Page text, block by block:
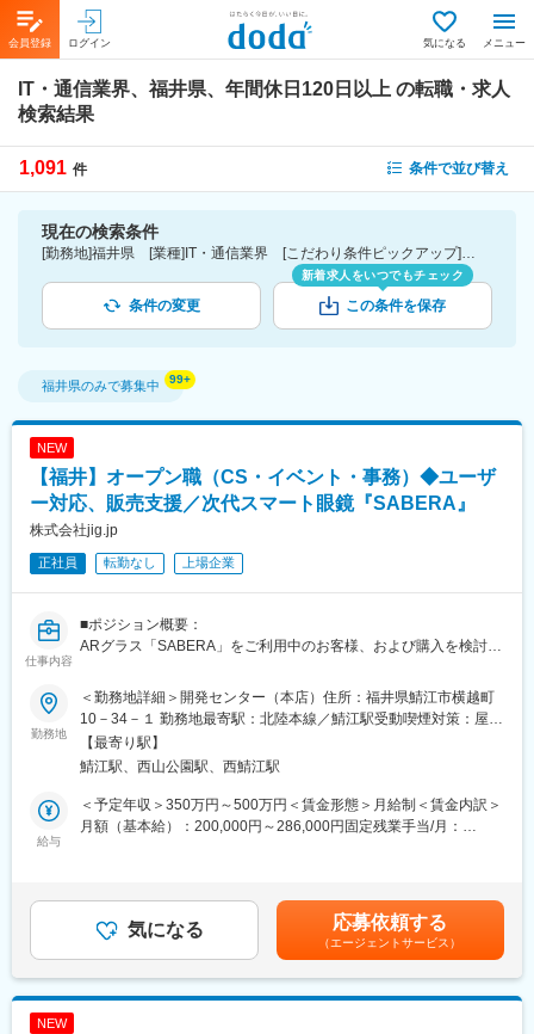
会員登録 ログイン 気になる メニュー
IT・通信業界、福井県、年間休日120日以上 の転職・求人
検索結果
1,091 件 条件で並び替え
現在の検索条件
[勤務地]福井県 [業種]IT・通信業界 [こだわり条件ピックアップ]年間休日120日以上 [詳細条件](休日・働き方)年間休日120日以上
条件の変更
新着求人をいつでもチェック
この条件を保存
福井県のみで募集中
NEW
【福井】オープン職（CS・イベント・事務）◆ユーザ
ー対応、販売支援／次代スマート眼鏡『SABERA』
株式会社jig.jp
正社員 転勤なし 上場企業
仕事内容
■ポジション概要：
ARグラス「SABERA」をご利用中のお客様、および購入を検討中
ご本人の適性やご経験、組織の状況に応じて、以下の業務を定期
的あるいは流動的にお任せいたします。
■業務内容：
◇カスタマーサポート（CS）業務
・製品に関するお客様からの各種お問い合わせ対応（メール、チ
ャット、電話等）
◇バックオフィス業務
・一般事務手続き、データ入力、イベントの企画・準備に伴う各
勤務地
＜勤務地詳細＞開発センター（本店）住所：福井県鯖江市横越町
10－34－１ 勤務地最寄駅：北陸本線／鯖江駅受動喫煙対策：屋内
全面禁煙変更の範囲：会社の定める事業所
【最寄り駅】
鯖江駅、西山公園駅、西鯖江駅
給与
＜予定年収＞350万円～500万円＜賃金形態＞月給制＜賃金内訳＞
月額（基本給）：200,000円～286,000円固定残業手当/月：
験・キャリア及び前職での給与水準等を踏まえて決定（応相談可
能）■昇給：年2回（4月・10月）■賞与：年2回（4月・10月）賃
金はあくまでも目安の金額であり、選考を通じて上下する可能性
があります。月給(月額)は固定手当を含めた表記です。
気になる 応募依頼する
（エージェントサービス）
NEW